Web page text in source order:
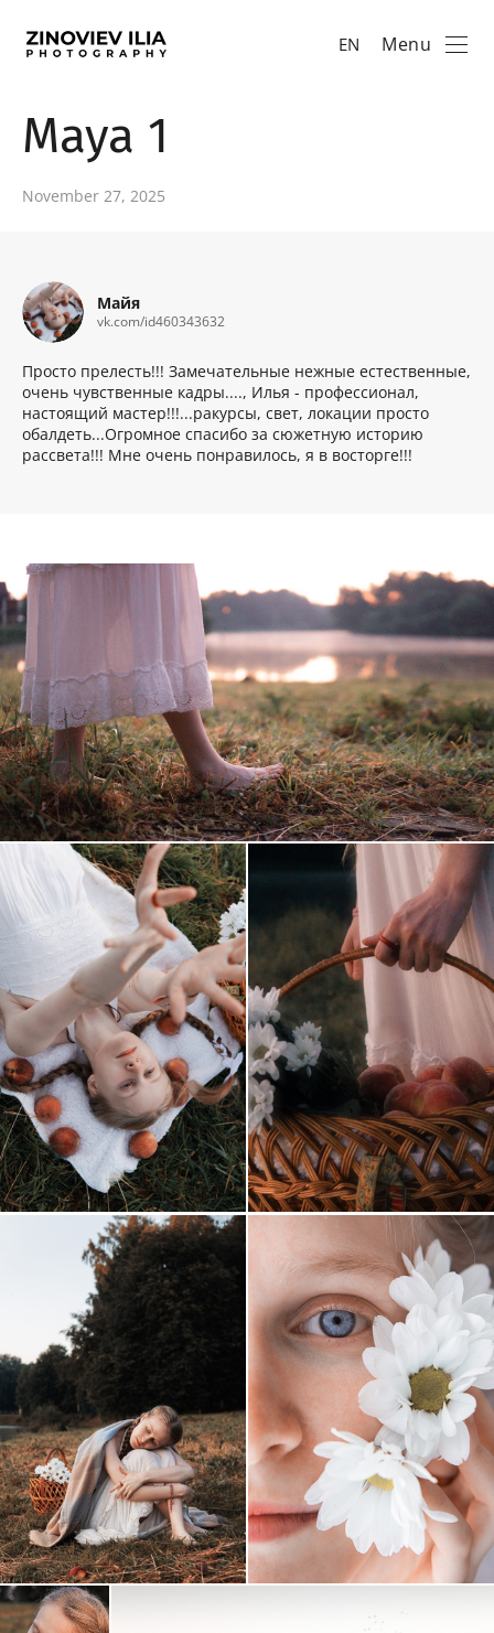
EN Menu
Maya 1
November 27, 2025
Майя
vk.com/id460343632
Просто прелесть!!! Замечательные нежные естественные,
очень чувственные кадры...., Илья - профессионал,
настоящий мастер!!!...ракурсы, свет, локации просто
обалдеть...Огромное спасибо за сюжетную историю
рассвета!!! Мне очень понравилось, я в восторге!!!